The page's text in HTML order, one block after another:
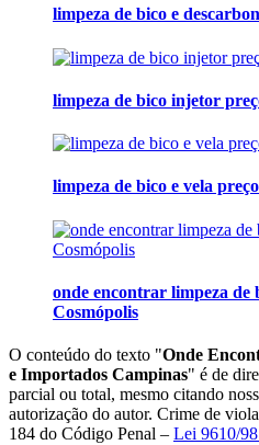
limpeza de bico e
limpeza de bico injetor
limpeza de bico e vela
onde encontrar limpeza
Cosmópolis
O conteúdo do texto "Onde
e Importados Campinas" é de
parcial ou total, mesmo citando
autorização do autor. Crime de
184 do Código Penal – Lei 9610/